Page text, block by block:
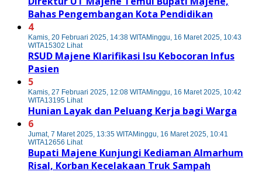
Bahas Pengembangan Kota Pendidikan
4
Kamis, 20 Februari 2025, 14:38 WITAMinggu, 16 Maret 2025, 10:43
WITA15302 Lihat
RSUD Majene Klarifikasi Isu Kebocoran Infus
Pasien
5
Kamis, 27 Februari 2025, 12:08 WITAMinggu, 16 Maret 2025, 10:42
WITA13195 Lihat
Hunian Layak dan Peluang Kerja bagi Warga
6
Jumat, 7 Maret 2025, 13:35 WITAMinggu, 16 Maret 2025, 10:41
WITA12656 Lihat
Bupati Majene Kunjungi Kediaman Almarhum
Risal, Korban Kecelakaan Truk Sampah